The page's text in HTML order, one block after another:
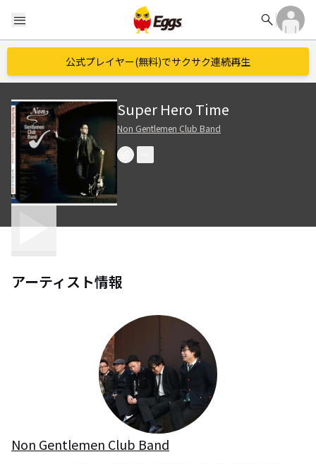
menu search
公式プレイヤー(無料)でサクサク連続再生
Super Hero Time
Non Gentlemen Club Band
アーティスト情報
Non Gentlemen Club Band